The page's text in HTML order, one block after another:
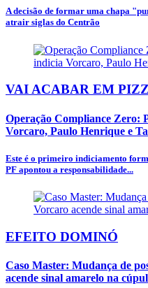
A decisão de formar uma chapa
atrair siglas do Centrão
VAI ACABAR EM
Operação Compliance Zero:
Vorcaro, Paulo Henrique e
Este é o primeiro indiciamento
PF apontou a responsabilidade...
EFEITO DOMINÓ
Caso Master: Mudança de
acende sinal amarelo na